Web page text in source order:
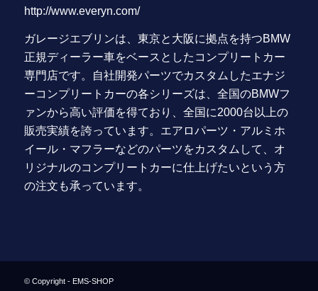
http://www.everyn.com/
ガレージエブリンは、東京と大阪に拠点を持つBMW
正規ディーラー車をベースとしたコンプリートカー
専門店です。自社開発パーツでカスタムしたエナジ
ーコンプリートカーの各シリーズは、全国のBMWフ
ァンから高い評価を得ており、全国に2000台以上の
販売実績を誇っています。エアロパーツ・アルミホ
イール・マフラーなどのパーツをカスタムして、オ
リジナルのコンプリートカーに仕上げたいという方
の注文も承っています。
© Copyright - EMS-SHOP